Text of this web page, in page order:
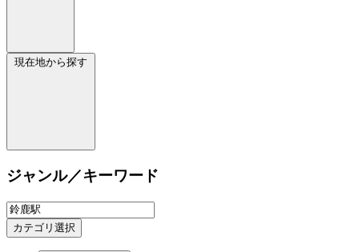
現在地から探す
ジャンル／キーワード
カテゴリ選択